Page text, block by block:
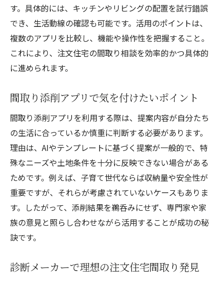
す。具体的には、キッチンやリビングの配置を試行錯誤
でき、生活動線の確認も可能です。活用のポイントは、
複数のアプリを比較し、機能や操作性を把握すること。
これにより、注文住宅の間取り相談を効率的かつ具体的
に進められます。
間取り添削アプリで気を付けたいポイント
間取り添削アプリを利用する際は、提案内容が自分たち
の生活に合っているか慎重に判断する必要があります。
理由は、AIやテンプレートに基づく提案が一般的で、特
殊なニーズや土地条件を十分に反映できない場合がある
ためです。例えば、子育て世代ならば収納量や安全性が
重要ですが、それらが考慮されていないケースもありま
す。したがって、添削結果を鵜呑みにせず、専門家や家
族の意見と照らし合わせながら活用することが成功の秘
訣です。
診断メーカーで理想の注文住宅間取り発見